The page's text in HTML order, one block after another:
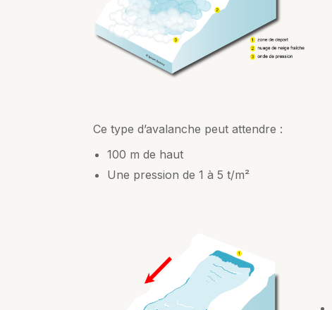
Ce type d’avalanche peut attendre :
100 m de haut
Une pression de 1 à 5 t/m²